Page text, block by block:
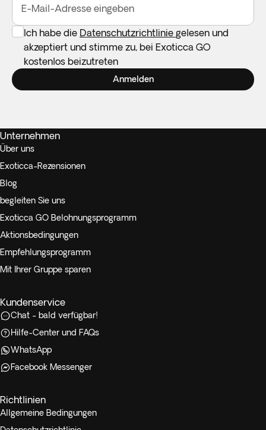
E-Mail-Adresse eingeben
Ich habe die Datenschutzrichtlinie gelesen und
akzeptiert und stimme zu, bei Exoticca GO
kostenlos beizutreten
Anmelden
Unternehmen
Über uns
Exoticca-Rezensionen
Blog
begleiten Sie uns
Exoticca GO Belohnungsprogramm
Aktionsbedingungen
Empfehlungsprogramm
Mit Ihrer Gruppe sparen
Kundenservice
Chat - bald verfügbar!
Hilfe-Center und FAQs
WhatsApp
Facebook Messenger
Richtlinien
Allgemeine Bedingungen